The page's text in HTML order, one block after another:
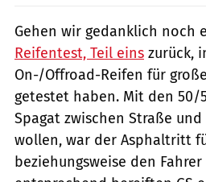
Gehen wir gedanklich noch
Reifentest, Teil eins zurück,
On-/Offroad-Reifen für
getestet haben. Mit den 50/
Spagat zwischen Straße
wollen, war der Asphaltritt
beziehungsweise den